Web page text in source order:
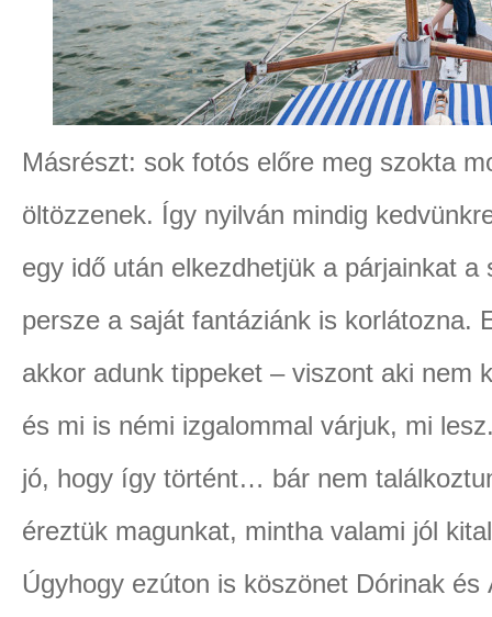
Másrészt: sok fotós előre meg szokta
öltözzenek. Így nyilván mindig
egy idő után elkezdhetjük a párjainkat
persze a saját fantáziánk is korlátozna.
akkor adunk tippeket – viszont aki nem
és mi is némi izgalommal várjuk, mi
jó, hogy így történt… bár nem
éreztük magunkat, mintha valami jól
Úgyhogy ezúton is köszönet Dórinak és